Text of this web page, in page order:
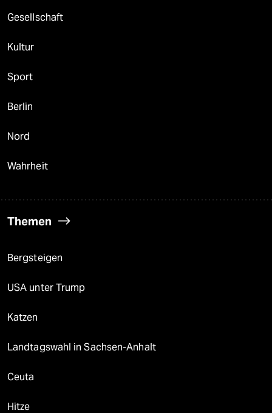
Gesellschaft
Kultur
Sport
Berlin
Nord
Wahrheit
Themen
Bergsteigen
USA unter Trump
Katzen
Landtagswahl in Sachsen-Anhalt
Ceuta
Hitze